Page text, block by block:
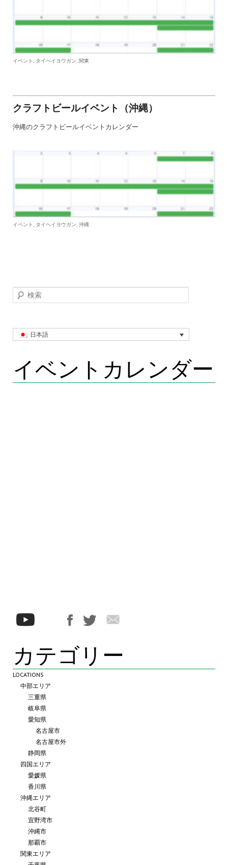
イベント タイヘイヨウガン 関東
クラフトビールイベント（沖縄）
沖縄のクラフトビールイベントカレンダー
イベント タイヘイヨウガン 沖縄
検索
日本語
イベントカレンダー
カテゴリー
LOCATIONS
中部エリア
三重県
岐阜県
愛知県
名古屋市
名古屋市外
静岡県
四国エリア
愛媛県
香川県
沖縄エリア
北谷町
宜野湾市
沖縄市
那覇市
関東エリア